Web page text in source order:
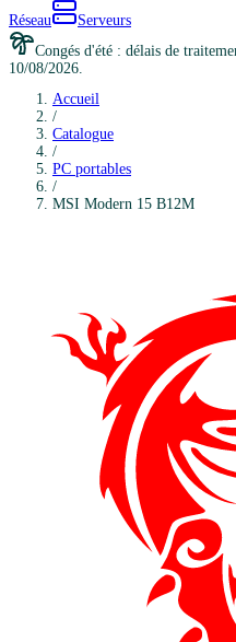
Réseau
Serveurs
Congés d'été : délais de
10/08/2026.
Accueil
/
Catalogue
/
PC portables
/
MSI Modern 15 B12M